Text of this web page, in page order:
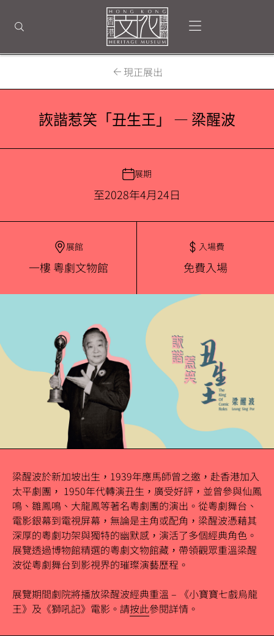
部
打開搜尋
首
頁
打開選單
現正展出
詼諧惹笑「丑生王」 — 梁醒波
展館
一樓 粵劇文物館
展期
至2028年4月24日
入場費
免費入場
梁醒波於新加坡出生，1939年應馬師曾之邀，赴香港加入
太平劇團， 1950年代轉演丑生，廣受好評，並曾參與仙鳳
鳴、雛鳳鳴、大龍鳳等著名粵劇團的演出。從粵劇舞台、
電影銀幕到電視屏幕，無論是主角或配角，梁醒波憑藉其
深厚的粵劇功架與獨特的幽默感，演活了多個經典角色。
展覽透過博物館精選的粵劇文物館藏，帶領觀眾重溫梁醒
波從粵劇舞台到影視界的璀璨演藝歷程。
展覽期間劇院將播放梁醒波經典重溫 – 《小寶寶七戲烏龍
王》及《獅吼記》電影。請按此參閱詳情。